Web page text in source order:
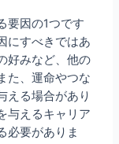
要因の1つです
にすべきではあ
好みなど、他の
た、運命やつな
える場合があり
与えるキャリア
必要がありま